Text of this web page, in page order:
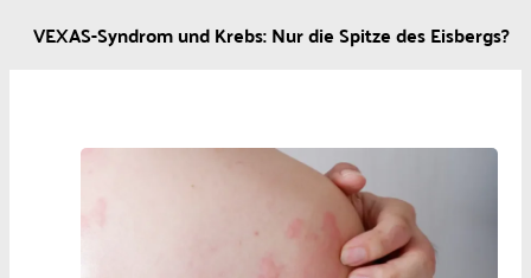
VEXAS-Syndrom und Krebs: Nur die Spitze des Eisbergs?